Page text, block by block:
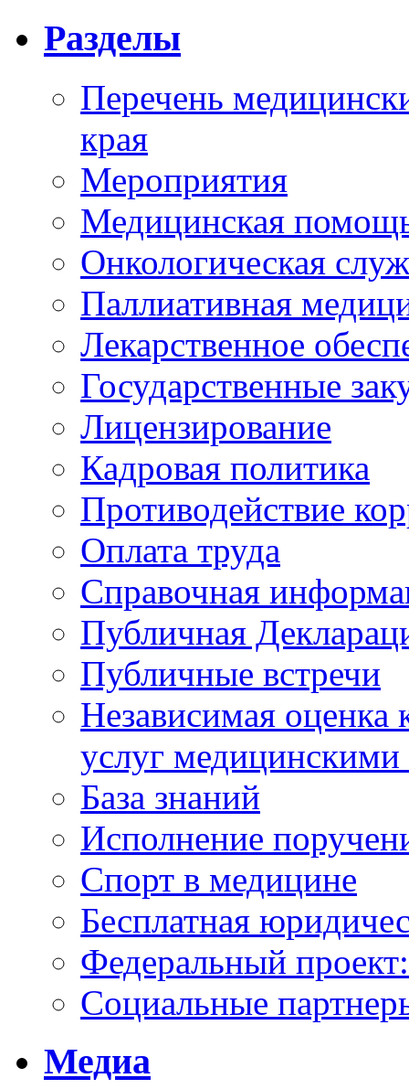
Разделы
Перечень
края
Мероприятия
Медицинская
Онкологическая
Паллиативная
Лекарственное
Государственные
Лицензирование
Кадровая политика
Противодействие
Оплата труда
Справочная
Публичная
Публичные встречи
Независимая оценка
услуг
База знаний
Исполнение
Спорт в медицине
Бесплатная
Федеральный
Социальные
Медиа